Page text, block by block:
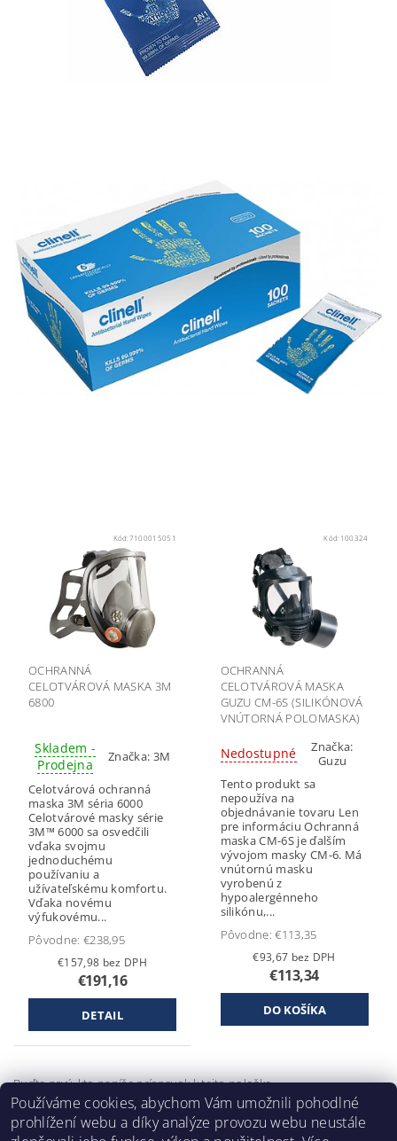
Kód: 7100015051
OCHRANNÁ
CELOTVÁROVÁ MASKA 3M
6800
Skladem -
Prodejna
Značka: 3M
Celotvárová ochranná
maska 3M séria 6000
Celotvárové masky série
3M™ 6000 sa osvedčili
vďaka svojmu
jednoduchému
používaniu a
užívateľskému komfortu.
Vďaka novému
výfukovému...
Pôvodne: €238,95
€157,98 bez DPH
€191,16
DETAIL
Kód: 100324
OCHRANNÁ
CELOTVÁROVÁ MASKA
GUZU CM-6S (SILIKÓNOVÁ
VNÚTORNÁ POLOMASKA)
Nedostupné
Značka:
Guzu
Tento produkt sa
nepoužíva na
objednávanie tovaru Len
pre informáciu Ochranná
maska CM-6S je ďalším
vývojom masky CM-6. Má
vnútornú masku
vyrobenú z
hypoalergénneho
silikónu,...
Pôvodne:€113,35
€93,67 bez DPH
€113,34
Buďte prvý, kto napíše príspevok k tejto položke.
Pridať komentár
Používáme cookies, abychom Vám umožnili pohodlné
prohlížení webu a díky analýze provozu webu neustále